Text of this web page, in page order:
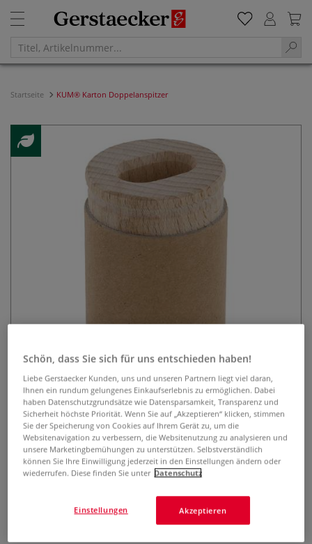
Startseite KUM® Karton Doppelanspitzer
KUM® Karton Doppelanspitzer
0 Bewertungen
Buchenholz und recyceltem Karton für Stifte mit 8 mm und
11 mm Durchmesser.
Schön, dass Sie sich für uns entschieden haben!
Liebe Gerstaecker Kunden, uns und unseren Partnern liegt viel daran,
Ihnen ein rundum gelungenes Einkaufserlebnis zu ermöglichen. Dabei
haben Datenschutzgrundsätze wie Datensparsamkeit, Transparenz und
Sicherheit höchste Priorität. Wenn Sie auf „Akzeptieren“ klicken, stimmen
Sie der Speicherung von Cookies auf Ihrem Gerät zu, um die
Websitenavigation zu verbessern, die Websitenutzung zu analysieren und
unsere Marketingbemühungen zu unterstützen. Selbstverständlich
können Sie Ihre Einwilligung jederzeit in den Einstellungen ändern oder
wiederrufen. Diese finden Sie unter Datenschutz
Akzeptieren
Einstellungen